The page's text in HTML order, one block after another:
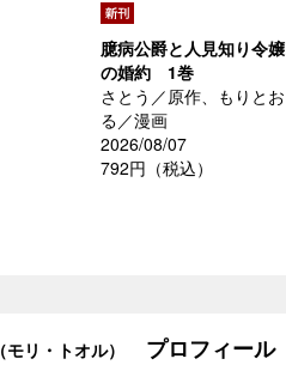
臆病公爵と人見知り令嬢
の婚約 1巻
さとう／原作、もりとお
る／漫画
2026/08/07
792円（税込）
（モリ・トオル） プロフィール